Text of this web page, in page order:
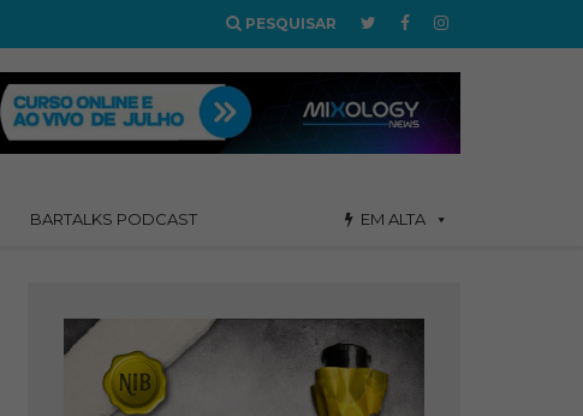
PESQUISAR
BARTALKS PODCAST EM ALTA